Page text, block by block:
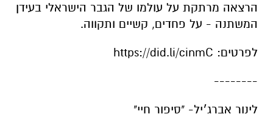
הרצאה מרתקת על עולמו של הגבר הישראלי בעידן
המשתנה - על פחדים, קשיים ותקווה.
לפרטים: https://did.li/cinmC
--------
לינור אברג׳יל- "סיפור חיי"